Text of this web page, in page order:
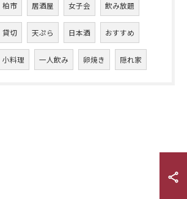
柏市 居酒屋 女子会 飲み放題
貸切 天ぷら 日本酒 おすすめ
小料理 一人飲み 卵焼き 隠れ家